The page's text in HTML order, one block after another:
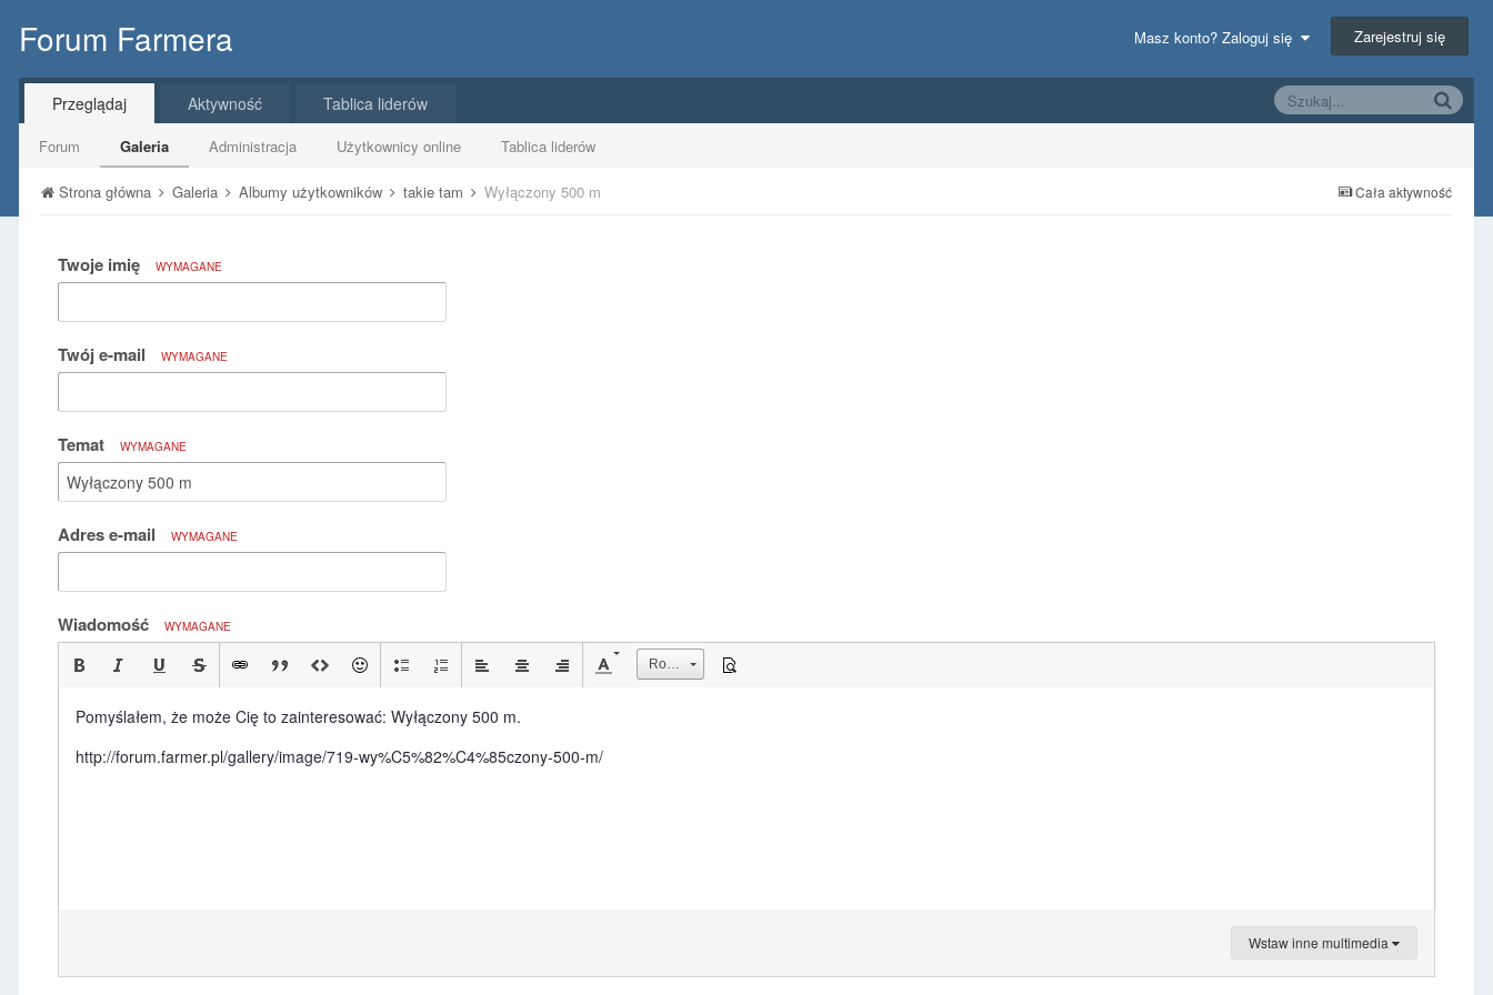
Forum Farmera Masz konto? Zaloguj się Zarejestruj się
Przeglądaj
Forum Galeria Administracja Użytkownicy online Tablica liderów
Aktywność Tablica liderów
Cała aktywność
Strona główna Galeria Albumy użytkowników takie tam Wyłączony 500 m
Twoje imię WYMAGANE
Twój e-mail WYMAGANE
Temat WYMAGANE
Adres e-mail WYMAGANE
Wiadomość WYMAGANE
Rozmiar
Pomyślałem, że może Cię to zainteresować: Wyłączony 500 m.
http://forum.farmer.pl/gallery/image/719-wy%C5%82%C4%85czony-500-m/
Wstaw inne multimedia